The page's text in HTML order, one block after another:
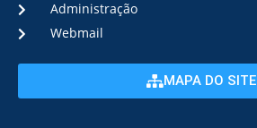
Administração
Webmail
MAPA DO SITE